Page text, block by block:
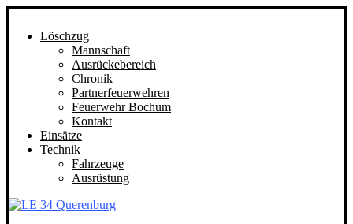
Löschzug
Mannschaft
Ausrückebereich
Chronik
Partnerfeuerwehren
Feuerwehr Bochum
Kontakt
Einsätze
Technik
Fahrzeuge
Ausrüstung